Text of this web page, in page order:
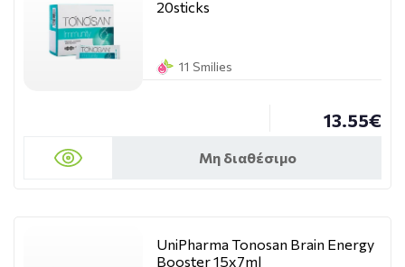
20sticks
11 Smilies
13.55€
Μη διαθέσιμο
UniPharma Tonosan Brain Energy
Booster 15x7ml